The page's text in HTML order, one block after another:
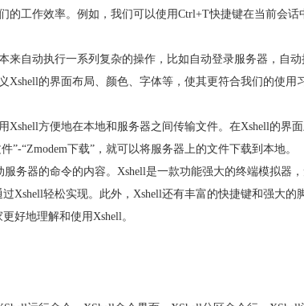
的工作效率。例如，我们可以使用Ctrl+T快捷键在当前会话
自动执行一系列复杂的操作，比如自动登录服务器，自动
Xshell的界面布局、颜色、字体等，使其更符合我们的使用
方便地在本地和服务器之间传输文件。在Xshell的界面
“Zmodem下载”，就可以将服务器上的文件下载到本地。
务器的命令的内容。Xshell是一款功能强大的终端模拟器
Xshell轻松实现。此外，Xshell还有丰富的快捷键和强大的
好地理解和使用Xshell。